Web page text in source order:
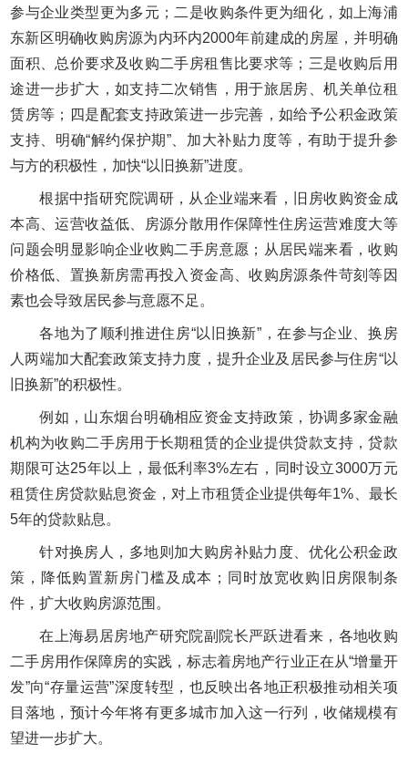
参与企业类型更为多元；二是收购条件更为细化，如上海浦
东新区明确收购房源为内环内2000年前建成的房屋，并明确
面积、总价要求及收购二手房租售比要求等；三是收购后用
途进一步扩大，如支持二次销售，用于旅居房、机关单位租
赁房等；四是配套支持政策进一步完善，如给予公积金政策
支持、明确“解约保护期”、加大补贴力度等，有助于提升参
与方的积极性，加快“以旧换新”进度。
根据中指研究院调研，从企业端来看，旧房收购资金成
本高、运营收益低、房源分散用作保障性住房运营难度大等
问题会明显影响企业收购二手房意愿；从居民端来看，收购
价格低、置换新房需再投入资金高、收购房源条件苛刻等因
素也会导致居民参与意愿不足。
各地为了顺利推进住房“以旧换新”，在参与企业、换房
人两端加大配套政策支持力度，提升企业及居民参与住房“以
旧换新”的积极性。
例如，山东烟台明确相应资金支持政策，协调多家金融
机构为收购二手房用于长期租赁的企业提供贷款支持，贷款
期限可达25年以上，最低利率3%左右，同时设立3000万元
租赁住房贷款贴息资金，对上市租赁企业提供每年1%、最长
5年的贷款贴息。
针对换房人，多地则加大购房补贴力度、优化公积金政
策，降低购置新房门槛及成本；同时放宽收购旧房限制条
件，扩大收购房源范围。
在上海易居房地产研究院副院长严跃进看来，各地收购
二手房用作保障房的实践，标志着房地产行业正在从“增量开
发”向“存量运营”深度转型，也反映出各地正积极推动相关项
目落地，预计今年将有更多城市加入这一行列，收储规模有
望进一步扩大。